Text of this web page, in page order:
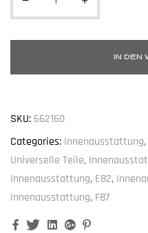
IN DEN
SKU: 662160
Categories: Innenausstattung,
Universelle Teile,
Innenausstattung, E82,
Innenausstattung, F87
FacebookTwitterLinkedinGoogle+